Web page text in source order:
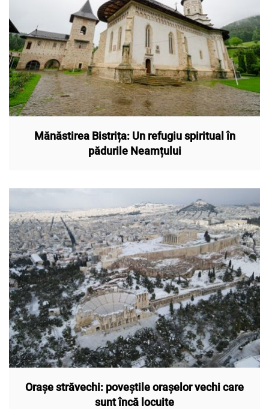
Mănăstirea Bistrița: Un refugiu spiritual în
pădurile Neamțului
Orașe străvechi: poveștile orașelor vechi care
sunt încă locuite